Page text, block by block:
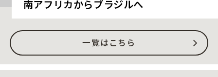
南アフリカからブラジルへ
一覧はこちら